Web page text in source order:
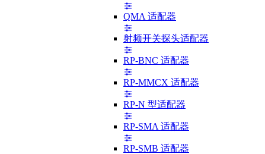
QMA 适配器
射频开关探头适配器
RP-BNC 适配器
RP-MMCX 适配器
RP-N 型适配器
RP-SMA 适配器
RP-SMB 适配器